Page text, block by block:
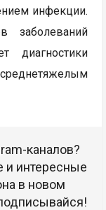
инфекции.
заболеваний
диагностики
каналов?
интересные
в новом